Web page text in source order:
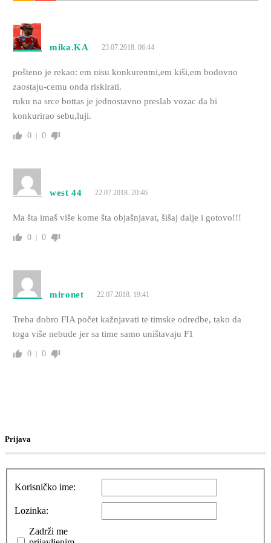
mika.KA 23.07.2018. 06:44
pošteno je rekao: em nisu konkurentni,em kiši,em bodovno
zaostaju-cemu onda riskirati.
ruku na srce bottas je jednostavno preslab vozac da bi
konkurirao sebu,luji.
0 0
west 44 22.07.2018. 20:46
Ma šta imaš više kome šta objašnjavat, šišaj dalje i gotovo!!!
0 0
mironet 22.07.2018. 19:41
Treba dobro FIA počet kažnjavati te timske odredbe, tako da
toga više nebude jer sa time samo uništavaju F1
0 0
Prijava
Korisničko ime:
Lozinka:
Zadrži me